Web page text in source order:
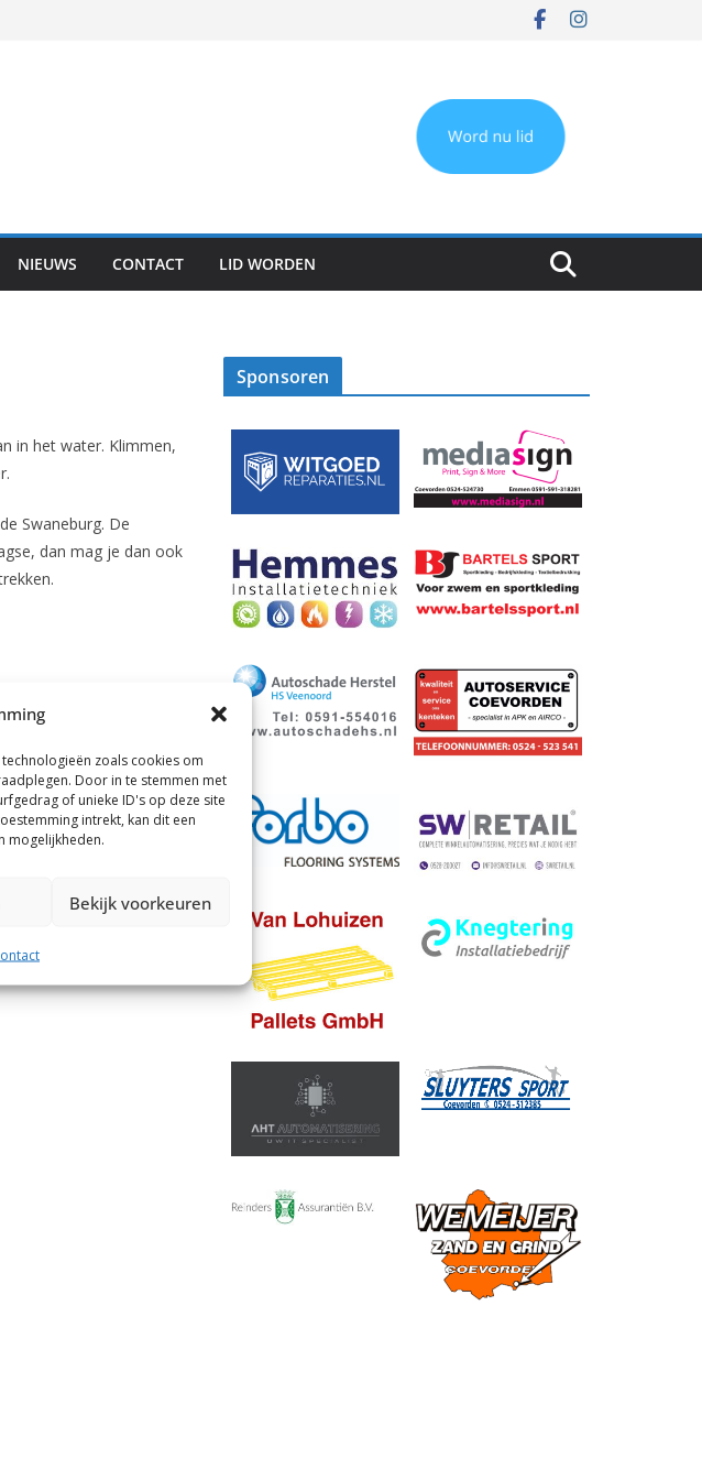
zoals cookies om
Door in te stemmen met
of unieke ID's op deze site
intrekt, kan dit een
mogelijkheden.
Bekijk voorkeuren
NIEUWS CONTACT LID WORDEN
in het water. Klimmen,
Swaneburg. De
dan mag je dan ook
Sponsoren